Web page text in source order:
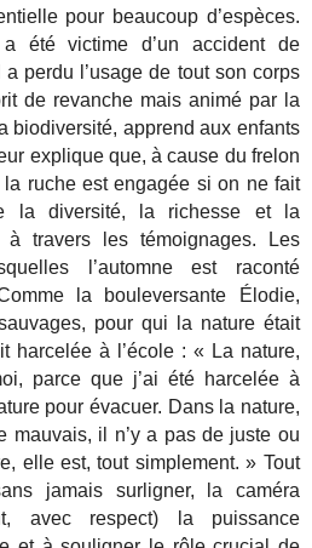
pour beaucoup d’espèces.
été victime d’un accident de
perdu l’usage de tout son corps
de revanche mais animé par la
biodiversité, apprend aux enfants
explique que, à cause du frelon
ruche est engagée si on ne fait
la diversité, la richesse et la
travers les témoignages. Les
l’automne est raconté
la bouleversante Élodie,
pour qui la nature était
harcelée à l’école : « La nature,
parce que j’ai été harcelée à
pour évacuer. Dans la nature,
mauvais, il n’y a pas de juste ou
elle est, tout simplement. » Tout
jamais surligner, la caméra
avec respect) la puissance